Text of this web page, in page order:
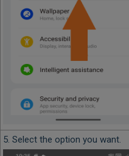
5. Select the option you want.